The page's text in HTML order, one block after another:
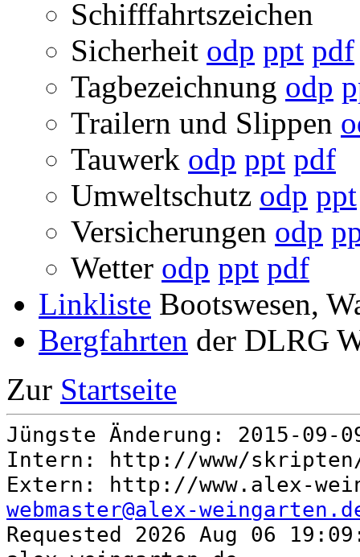
Schifffahrtszeichen
Sicherheit odp ppt pdf
Tagbezeichnung odp
Trailern und Slippen
Tauwerk odp ppt pdf
Umweltschutz odp ppt
Versicherungen odp
Wetter odp ppt pdf
Linkliste Bootswesen,
Bergfahrten der DLRG
Zur Startseite
Jüngste Änderung: 2015-09-
Intern: http://www/
Extern: http://www.alex-
webmaster@alex-
Requested 2026 Aug 06